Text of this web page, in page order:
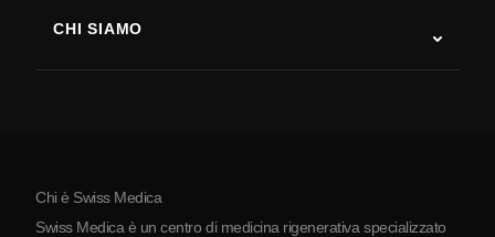
Malattia di Parkinson
Artrite
CHI SIAMO
La Serbia
Chi è Swiss Medica
Swiss Medica è un centro di medicina rigenerativa specializzato